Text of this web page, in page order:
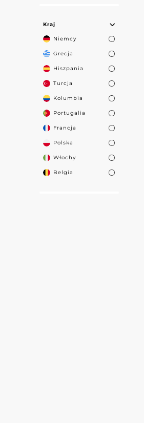
Kraj
Niemcy
Grecja
Hiszpania
Turcja
Kolumbia
Portugalia
Francja
Polska
Włochy
Belgia